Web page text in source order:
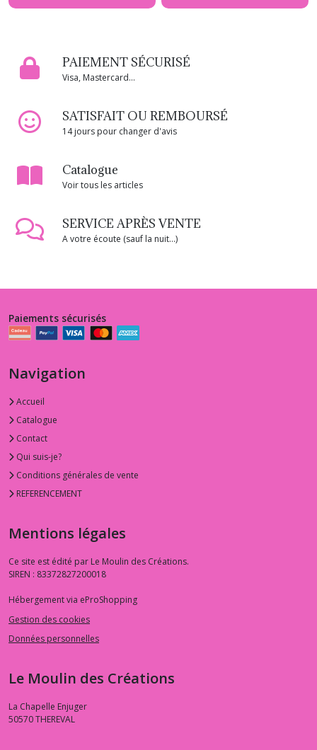
PAIEMENT SÉCURISÉ
Visa, Mastercard...
SATISFAIT OU REMBOURSÉ
14 jours pour changer d'avis
Catalogue
Voir tous les articles
SERVICE APRÈS VENTE
A votre écoute (sauf la nuit...)
Paiements sécurisés
Navigation
Accueil
Catalogue
Contact
Qui suis-je?
Conditions générales de vente
REFERENCEMENT
Mentions légales
Ce site est édité par Le Moulin des Créations.
SIREN : 83372827200018
Hébergement via eProShopping
Gestion des cookies
Données personnelles
Le Moulin des Créations
La Chapelle Enjuger
50570THEREVAL